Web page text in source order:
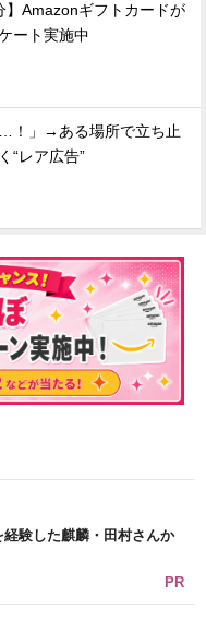
】Amazonギフトカードが
ート実施中
…！」→ある場所で立ち止
“レア広告”
験した麒麟・田村さんか
PR